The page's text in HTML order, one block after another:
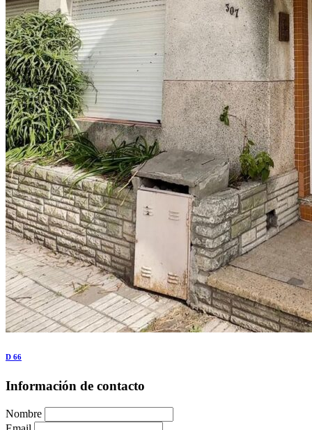
D 66
Previous
Next
Información de contacto
Nombre